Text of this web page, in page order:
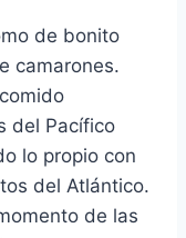
de bonito
camarones.
del Pacífico
lo propio con
del Atlántico.
de las